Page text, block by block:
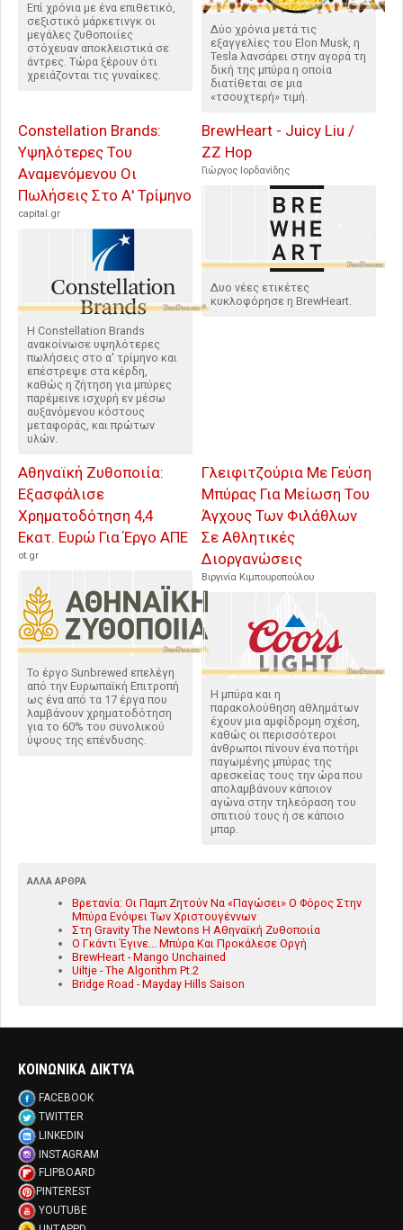
Επί χρόνια με ένα επιθετικό,
σεξιστικό μάρκετινγκ οι
μεγάλες ζυθοποιίες
στόχευαν αποκλειστικά σε
άντρες. Τώρα ξέρουν ότι
χρειάζονται τις γυναίκες.
Δύο χρόνια μετά τις
εξαγγελίες του Elon Musk, η
Tesla λανσάρει στην αγορά τη
δική της μπύρα η οποία
διατίθεται σε μια
«τσουχτερή» τιμή.
Constellation Brands:
Υψηλότερες Του
Αναμενόμενου Οι
Πωλήσεις Στο Α' Τρίμηνο
capital.gr
Η Constellation Brands
ανακοίνωσε υψηλότερες
πωλήσεις στο α' τρίμηνο και
επέστρεψε στα κέρδη,
καθώς η ζήτηση για μπύρες
παρέμεινε ισχυρή εν μέσω
αυξανόμενου κόστους
μεταφοράς, και πρώτων
υλών.
BrewHeart - Juicy Liu /
ZZ Hop
Γιώργος Ιορδανίδης
Δυο νέες ετικέτες
κυκλοφόρησε η BrewHeart.
Αθηναϊκή Ζυθοποιία:
Εξασφάλισε
Χρηματοδότηση 4,4
Εκατ. Ευρώ Για Έργο ΑΠΕ
ot.gr
Το έργο Sunbrewed επελέγη
από την Ευρωπαϊκή Επιτροπή
ως ένα από τα 17 έργα που
λαμβάνουν χρηματοδότηση
για το 60% του συνολικού
ύψους της επένδυσης.
Γλειφιτζούρια Με Γεύση
Μπύρας Για Μείωση Του
Άγχους Των Φιλάθλων
Σε Αθλητικές
Διοργανώσεις
Βιργινία Κιμπουροπούλου
Η μπύρα και η
παρακολούθηση αθλημάτων
έχουν μια αμφίδρομη σχέση,
καθώς οι περισσότεροι
άνθρωποι πίνουν ένα ποτήρι
παγωμένης μπύρας της
αρεσκείας τους την ώρα που
απολαμβάνουν κάποιον
αγώνα στην τηλεόραση του
σπιτιού τους ή σε κάποιο
μπαρ.
ΆΛΛΑ ΆΡΘΡΑ
Βρετανία: Οι Παμπ Ζητούν Να «Παγώσει» Ο Φόρος Στην
Μπύρα Ενόψει Των Χριστουγέννων
Στη Gravity The Newtons Η Αθηναϊκή Ζυθοποιία
Ο Γκάντι Έγινε... Μπύρα Και Προκάλεσε Οργή
BrewHeart - Mango Unchained
Uiltje - The Algorithm Pt.2
Bridge Road - Mayday Hills Saison
ΚΟΙΝΩΝΙΚΑ ΔΙΚΤΥΑ
FACEBOOK
TWITTER
LINKEDIN
INSTAGRAM
FLIPBOARD
PINTEREST
YOUTUBE